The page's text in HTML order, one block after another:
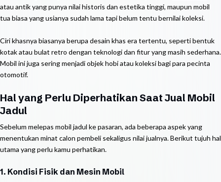
atau antik yang punya nilai historis dan estetika tinggi, maupun mobil
tua biasa yang usianya sudah lama tapi belum tentu bernilai koleksi.
Ciri khasnya biasanya berupa desain khas era tertentu, seperti bentuk
kotak atau bulat retro dengan teknologi dan fitur yang masih sederhana.
Mobil ini juga sering menjadi objek hobi atau koleksi bagi para pecinta
otomotif.
Hal yang Perlu Diperhatikan Saat Jual Mobil
Jadul
Sebelum melepas mobil jadul ke pasaran, ada beberapa aspek yang
menentukan minat calon pembeli sekaligus nilai jualnya. Berikut tujuh hal
utama yang perlu kamu perhatikan.
1. Kondisi Fisik dan Mesin Mobil